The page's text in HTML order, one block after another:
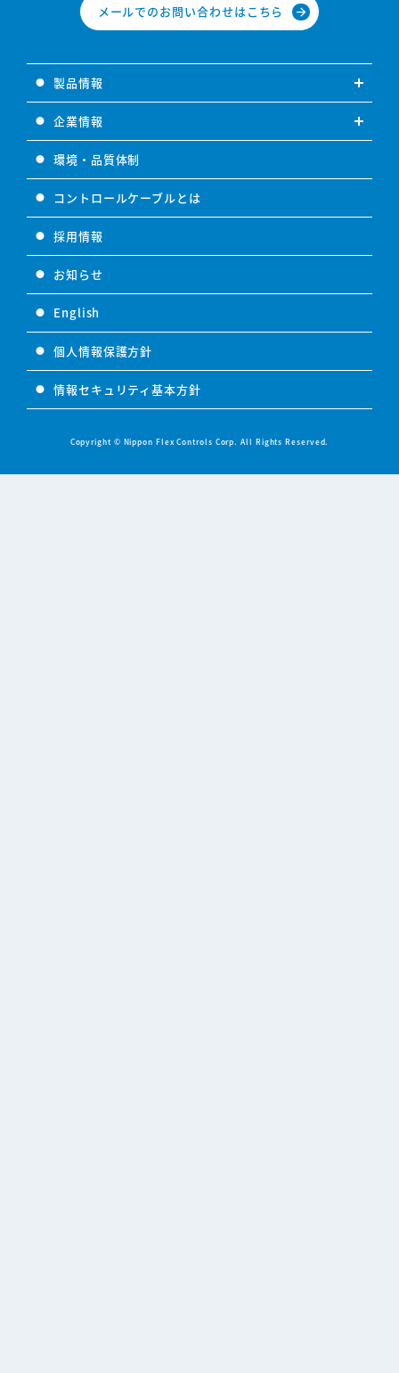
メールでのお問い合わせはこちら arrow_forward
製品情報
企業情報
環境・品質体制
コントロールケーブルとは
採用情報
お知らせ
English
個人情報保護方針
情報セキュリティ基本方針
Copyright © Nippon Flex Controls Corp. All Rights Reserved.